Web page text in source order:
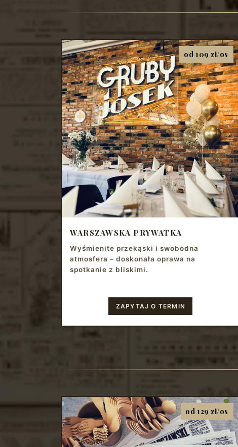
od 109 zł/os
WARSZAWSKA PRYWATKA
Wyśmienite przekąski i swobodna
atmosfera – doskonała oprawa na
spotkanie z bliskimi.
ZAPYTAJ O TERMIN
od 129 zł/os